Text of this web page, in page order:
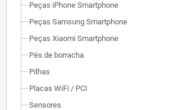
Peças iPhone Smartphone
Peças Samsung Smartphone
Peças Xiaomi Smartphone
Pés de borracha
Pilhas
Placas WiFi / PCI
Sensores